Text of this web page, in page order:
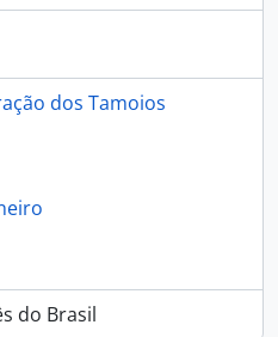
dos Tamoios
do Brasil